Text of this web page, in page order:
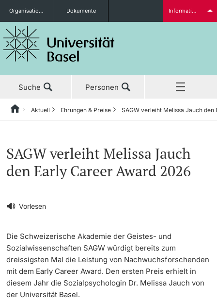
Studieninteressierte
weitere Informationen
Doktorierende
Organisationseinheiten Dokumente Informationen für...
Suche Personen
Aktuell
‡ ‡ ‡ ‡
News
Ehrungen & Preise
Newsletter
Universität in den Medien
Veranstaltungskalender
‡ ‡ ‡ ‡ ‡ ‡ ‡ ‡ ‡ ‡ ‡ ‡ ‡ ‡ ‡ ‡
‡ ‡ ‡ ‡ ‡ ‡ ‡ ‡ ‡ ‡ ‡ ‡ ‡ ‡ ‡ ‡ ‡ ‡ ‡ ‡ ‡ ‡ ‡ ‡ ‡ ‡ ‡ ‡ ‡ ‡ ‡ ‡ ‡ ‡ ‡ ‡ ‡ ‡ ‡ ‡
‡ ‡ ‡ ‡ ‡ ‡ ‡ ‡ ‡ ‡ ‡ ‡ ‡ ‡ ‡ ‡
Lehre
‡ ‡ ‡ ‡ ‡ ‡ ‡ ‡ ‡ ‡ ‡ ‡ ‡ ‡ ‡ ‡ ‡ ‡ ‡ ‡ ‡ ‡ ‡ ‡
Weiterbildung
HomeZurückAktuell Ehrungen & Preise SAGW verleiht Melissa Jauch
Vorlesen
SAGW verleiht Melissa Jauch
den Early Career Award 2026
Die Schweizerische Akademie der Geistes- und
Sozialwissenschaften SAGW würdigt bereits zum
dreissigsten Mal die Leistung von Nachwuchsforschenden
mit dem Early Career Award. Den ersten Preis erhielt in
diesem Jahr die Sozialpsychologin Dr. Melissa Jauch von
der Universität Basel.